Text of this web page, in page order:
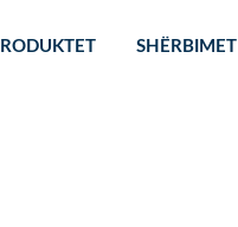
SHËRBIMET